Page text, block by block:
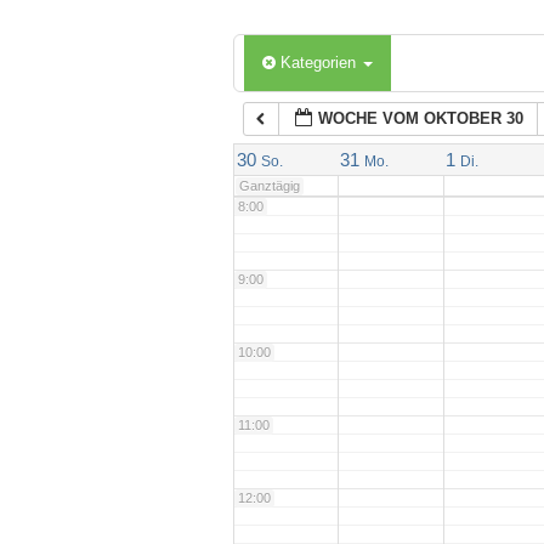
Kategorien
WOCHE VOM OKTOBER 30
30 So. 31 Mo. 1 Di.
Ganztägig
6:00
7:00
8:00
9:00
10:00
11:00
12:00